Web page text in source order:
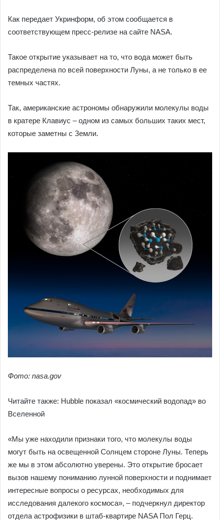
Как передает Укринформ, об этом сообщается в
соответствующем пресс-релизе на сайте NASA.
Такое открытие указывает на то, что вода может быть
распределена по всей поверхности Луны, а не только в ее
темных частях.
Так, американские астрономы обнаружили молекулы воды
в кратере Клавиус – одном из самых больших таких мест,
которые заметны с Земли.
Фото: nasa.gov
Читайте также: Hubble показал «космический водопад» во
Вселенной
«Мы уже находили признаки того, что молекулы воды
могут быть на освещенной Солнцем стороне Луны. Теперь
же мы в этом абсолютно уверены. Это открытие бросает
вызов нашему пониманию лунной поверхности и поднимает
интересные вопросы о ресурсах, необходимых для
исследования далекого космоса», – подчеркнул директор
отдела астрофизики в штаб-квартире NASA Пол Герц.